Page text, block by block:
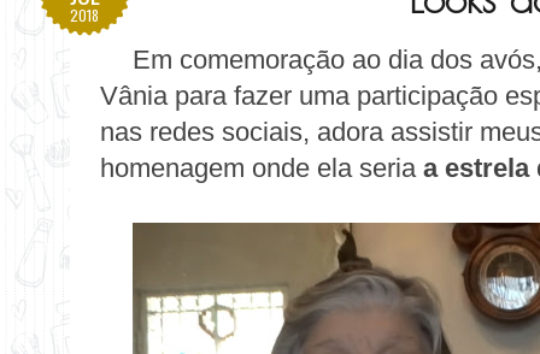
2018
Em comemoração ao dia dos
Vânia para fazer uma participação
nas redes sociais, adora assistir
homenagem onde ela seriaa estrela